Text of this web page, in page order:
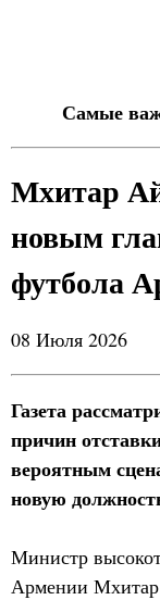
Самые
Мхитар
новым
футбола
08 Июля 2026
Газета
причин
вероятным
новую
Министр
Армении Мхитар